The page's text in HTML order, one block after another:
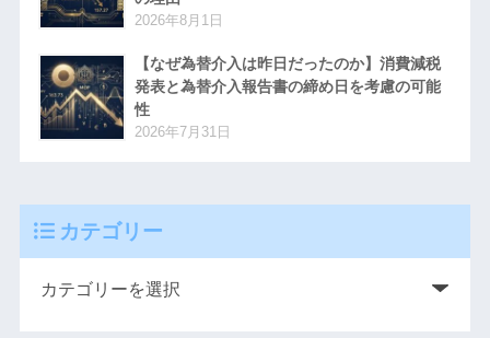
2026年8月1日
【なぜ為替介入は昨日だったのか】消費減税
発表と為替介入報告書の締め日を考慮の可能
性
2026年7月31日
カテゴリー